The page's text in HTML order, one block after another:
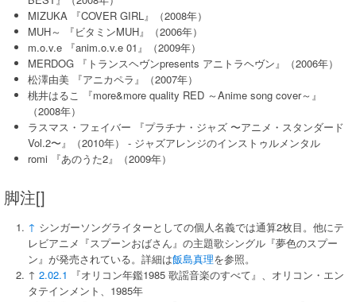
MIZUKA 『COVER GIRL』（2008年）
MUH～ 『ビタミンMUH』（2006年）
m.o.v.e 『anim.o.v.e 01』（2009年）
MERDOG 『トランスヘヴンpresents アニトラヘヴン』（2006年）
松澤由美 『アニカペラ』（2007年）
桃井はるこ 『more&more quality RED ～Anime song cover～』
（2008年）
ラスマス・フェイバー 『プラチナ・ジャズ 〜アニメ・スタンダード
Vol.2〜』（2010年） - ジャズアレンジのインストゥルメンタル
romi 『あのうた2』（2009年）
脚注[]
↑ シンガーソングライターとしての個人名義では通算2枚目。他にテ
レビアニメ『スプーンおばさん』の主題歌シングル『夢色のスプー
ン』が発売されている。詳細は飯島真理を参照。
↑ 2.02.1
『オリコン年鑑1985 歌謡音楽のすべて』、オリコン・エン
タテインメント、1985年